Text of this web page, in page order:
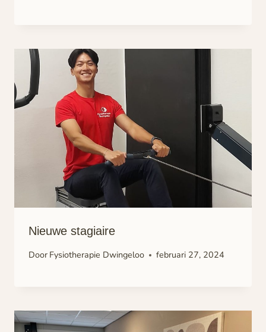
Nieuwe stagiaire
Door Fysiotherapie Dwingeloo februari 27, 2024